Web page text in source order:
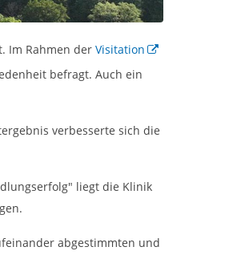
Im Rahmen der Visitation
befragt. Auch ein
verbesserte sich die
liegt die Klinik
abgestimmten und